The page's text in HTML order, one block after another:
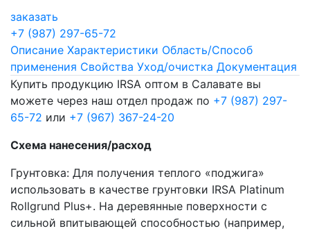
заказать
+7 (987) 297-65-72
Описание Характеристики Область/Способ
применения Свойства Уход/очистка Документация
Купить продукцию IRSA оптом в Салавате вы
можете через наш отдел продаж по +7 (987) 297-
65-72 или +7 (967) 367-24-20
Схема нанесения/расход
Грунтовка: Для получения теплого «поджига»
использовать в качестве грунтовки IRSA Platinum
Rollgrund Plus+. На деревянные поверхности с
сильной впитывающей способностью (например,